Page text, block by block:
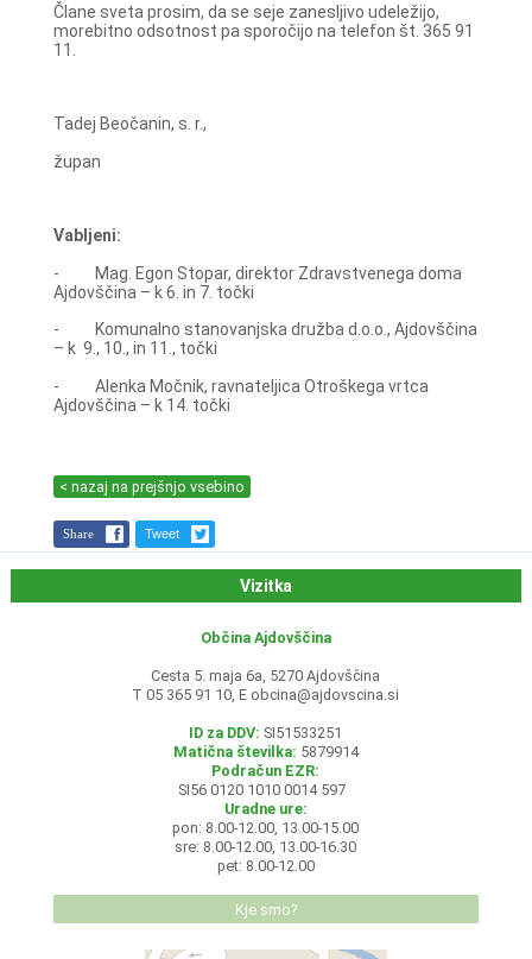
Člane sveta prosim, da se seje zanesljivo udeležijo,
morebitno odsotnost pa sporočijo na telefon št. 365 91
11.
Tadej Beočanin, s. r.,
župan
Vabljeni:
- Mag. Egon Stopar, direktor Zdravstvenega doma
Ajdovščina – k 6. in 7. točki
- Komunalno stanovanjska družba d.o.o., Ajdovščina
– k 9., 10., in 11., točki
- Alenka Močnik, ravnateljica Otroškega vrtca
Ajdovščina – k 14. točki
< nazaj na prejšnjo vsebino
Share Tweet
Vizitka
Občina Ajdovščina
Cesta 5. maja 6a, 5270 Ajdovščina
T 05 365 91 10, E obcina@ajdovscina.si
ID za DDV: SI51533251
Matična številka: 5879914
Podračun EZR:
SI56 0120 1010 0014 597
Uradne ure:
pon: 8.00-12.00, 13.00-15.00
sre: 8.00-12.00, 13.00-16.30
pet: 8.00-12.00
Kje smo?